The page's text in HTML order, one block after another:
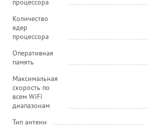
процессора
Количество
ядер
процессора
Оперативная
память
Максимальная
скорость по
всем WiFi
диапазонам
Тип антенн